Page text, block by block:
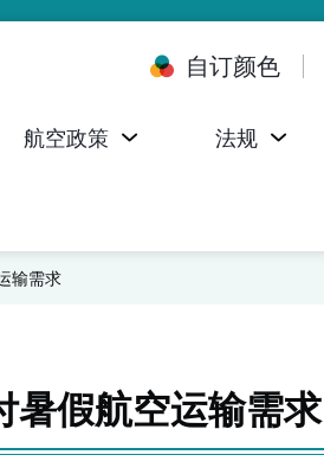
自订颜色
航空政策 法规
输需求
暑假航空运输需求